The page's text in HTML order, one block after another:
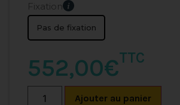
Fixation
Pas de fixation
552,00€TTC
Ajouter au panier